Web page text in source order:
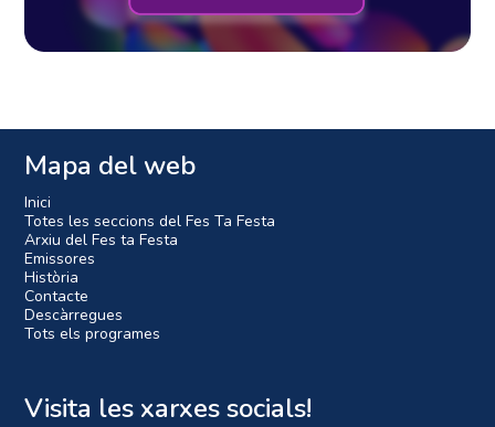
Mapa del web
Inici
Totes les seccions del Fes Ta Festa
Arxiu del Fes ta Festa
Emissores
Història
Contacte
Descàrregues
Tots els programes
Visita les xarxes socials!